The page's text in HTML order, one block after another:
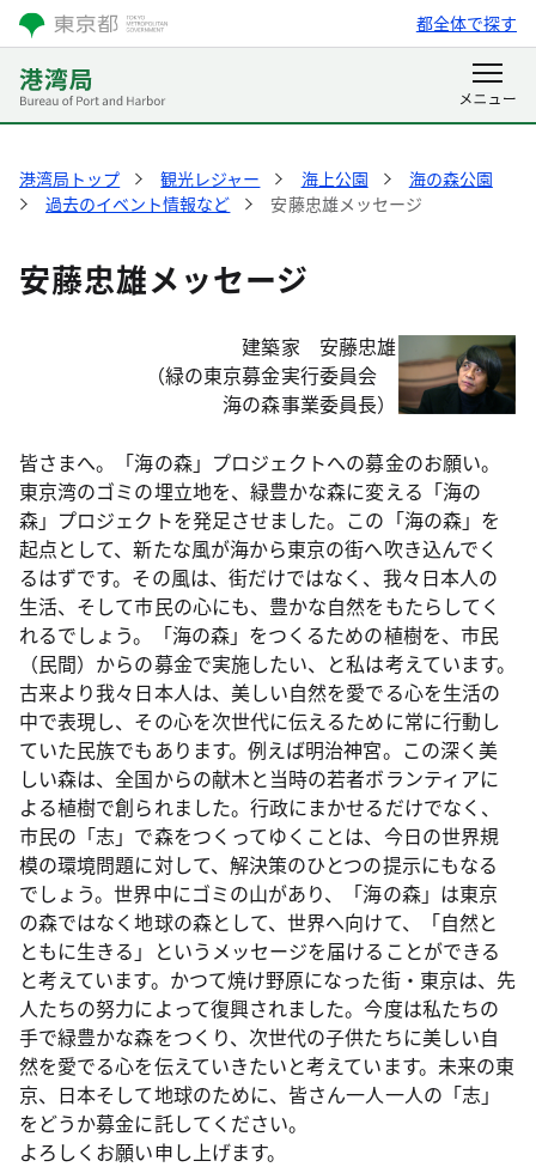
都全体で探す
港湾局トップ 観光レジャー 海上公園
海の森公園
過去のイベント情報など
安藤忠雄メッセージ
安藤忠雄メッセージ
建築家 安藤忠雄
（緑の東京募金実行委員会
海の森事業委員長）
皆さまへ。「海の森」プロジェクトへの募金のお願い。
東京湾のゴミの埋立地を、緑豊かな森に変える「海の
森」プロジェクトを発足させました。この「海の森」を
起点として、新たな風が海から東京の街へ吹き込んでく
るはずです。その風は、街だけではなく、我々日本人の
生活、そして市民の心にも、豊かな自然をもたらしてく
れるでしょう。「海の森」をつくるための植樹を、市民
（民間）からの募金で実施したい、と私は考えています。
古来より我々日本人は、美しい自然を愛でる心を生活の
中で表現し、その心を次世代に伝えるために常に行動し
ていた民族でもあります。例えば明治神宮。この深く美
しい森は、全国からの献木と当時の若者ボランティアに
よる植樹で創られました。行政にまかせるだけでなく、
市民の「志」で森をつくってゆくことは、今日の世界規
模の環境問題に対して、解決策のひとつの提示にもなる
でしょう。世界中にゴミの山があり、「海の森」は東京
の森ではなく地球の森として、世界へ向けて、「自然と
ともに生きる」というメッセージを届けることができる
と考えています。かつて焼け野原になった街・東京は、先
人たちの努力によって復興されました。今度は私たちの
手で緑豊かな森をつくり、次世代の子供たちに美しい自
然を愛でる心を伝えていきたいと考えています。未来の東
京、日本そして地球のために、皆さん一人一人の「志」
をどうか募金に託してください。
よろしくお願い申し上げます。